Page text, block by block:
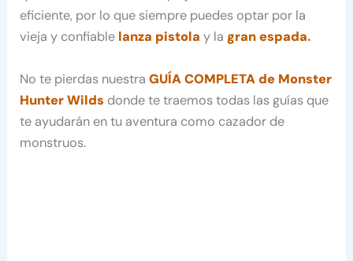
eficiente, por lo que siempre puedes optar por la
vieja y confiable lanza pistola y lagran espada.
No te pierdas nuestraGUÍA COMPLETA de Monster
Hunter Wilds donde te traemos todas las guías que
te ayudarán en tu aventura como cazador de
monstruos.